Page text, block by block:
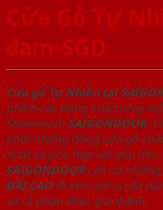
Cửa Gỗ Tự
dam-SGD
Cửa gỗ Tự Nhiên tại
phẩm các dòng cửa trong
Showroom SAIGONDOOR.
phối những dòng cửa gỗ
nhất và phù hợp với mọi nhu
SAIGONDOORcòn có những
ĐÃI CAOđi kèm với sự đa
và cả phân khúc giá thành.